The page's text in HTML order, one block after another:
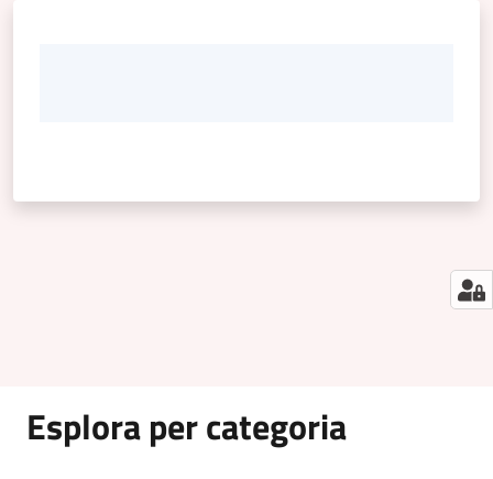
Esplora per categoria